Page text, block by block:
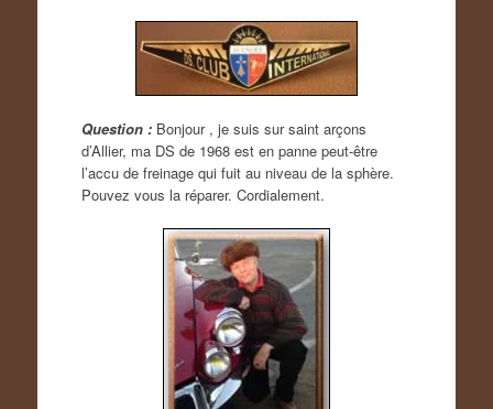
Question :Bonjour , je suis sur saint arçons
d’Allier, ma DS de 1968 est en panne peut-être
l’accu de freinage qui fuit au niveau de la sphère.
Pouvez vous la réparer. Cordialement.